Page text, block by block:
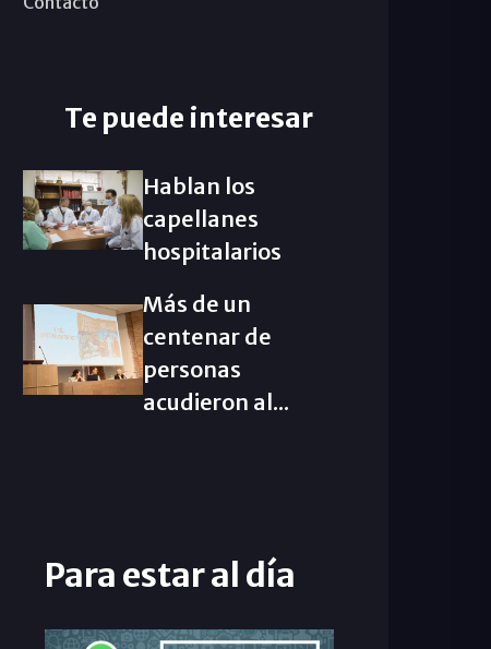
Te puede interesar
Hablan los
capellanes
hospitalarios
Más de un
centenar de
personas
acudieron al...
Para estar al día